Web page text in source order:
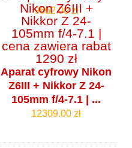
9662.00 zł
Aparat cyfrowy Nikon
Z6III + Nikkor Z 24-
105mm f/4‑7.1 | ...
12309.00 zł